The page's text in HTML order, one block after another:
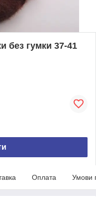
без гумки 37-41
Оплата Умови